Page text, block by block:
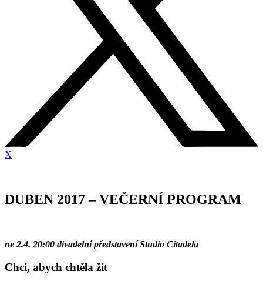
X
DUBEN 2017 – VEČERNÍ PROGRAM
ne 2.4. 20:00 divadelní představení Studio Citadela
Chci, abych chtěla žít